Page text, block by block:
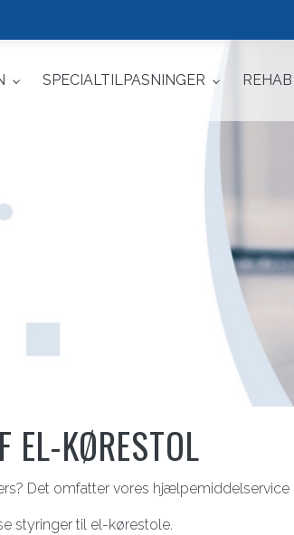
SPECIALTILPASNINGER
EL-KØRESTOL
Det omfatter vores hjælpemiddelservice
styringer til el-kørestole.